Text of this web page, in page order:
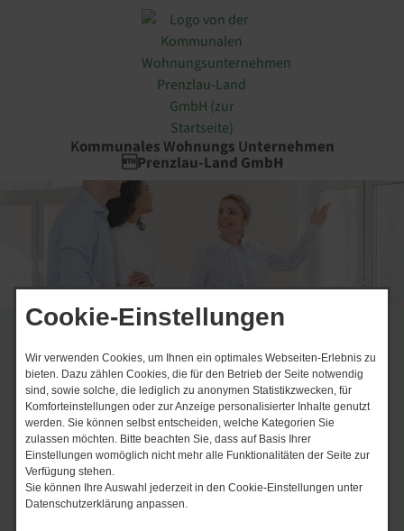
Cookie-Einstellungen
Wir verwenden Cookies, um Ihnen ein optimales Webseiten-Erlebnis zu
bieten. Dazu zählen Cookies, die für den Betrieb der Seite notwendig
sind, sowie solche, die lediglich zu anonymen Statistikzwecken, für
Komforteinstellungen oder zur Anzeige personalisierter Inhalte genutzt
werden. Sie können selbst entscheiden, welche Kategorien Sie
zulassen möchten. Bitte beachten Sie, dass auf Basis Ihrer
Einstellungen womöglich nicht mehr alle Funktionalitäten der Seite zur
Verfügung stehen.
Sie können Ihre Auswahl jederzeit in den Cookie-Einstellungen unter
Datenschutzerklärung anpassen.
KommunalesWohnungs Unternehmen
Prenzlau-Land GmbH